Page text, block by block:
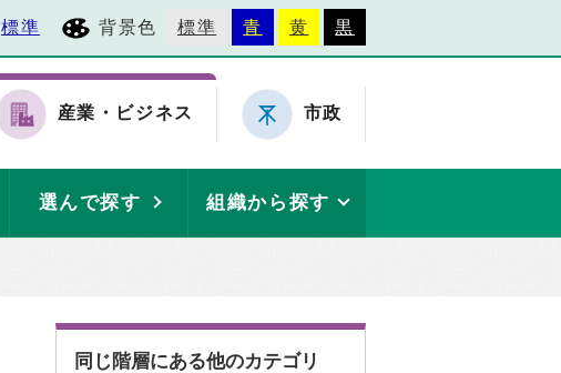
標準 背景色 標準 青 黄 黒
産業・ビジネス 市政
選んで探す 組織から探す
同じ階層にある他のカテゴリ